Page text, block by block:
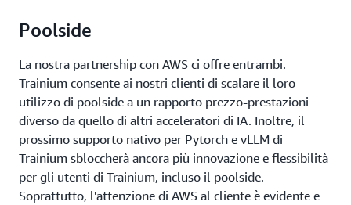
Poolside
La nostra partnership con AWS ci offre entrambi.
Trainium consente ai nostri clienti di scalare il loro
utilizzo di poolside a un rapporto prezzo-prestazioni
diverso da quello di altri acceleratori di IA. Inoltre, il
prossimo supporto nativo per Pytorch e vLLM di
Trainium sbloccherà ancora più innovazione e flessibilità
per gli utenti di Trainium, incluso il poolside.
Soprattutto, l'attenzione di AWS al cliente è evidente e